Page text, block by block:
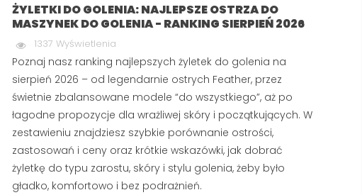
SANDALWOOD
(SANDAŁOWIEC), DRZEWO
SANDAŁOWE CZYLI ZAPACH,
KTÓRY UWODZI
159387 wyświetlenia
Sandalwood to nazwa drzewa
sandałowego (sandałowca), z
którego produkuje się olejek
stanowiący podstawę wielu
męskich...
Czytaj dalej
GOLENIE MASZYNKĄ
ŻYLETKI –
137862 wyświetlenia
Golenie maszynką na
sprawdzony sposób na
usunięcie zarostu,
kosztów codziennej...
Czytaj dalej
ŻYLETKI DO GOLENIA: NAJLEPSZE OSTRZA DO
MASZYNEK DO GOLENIA - RANKING SIERPIEŃ 2026
1337 Wyświetlenia
Poznaj nasz ranking najlepszych żyletek do golenia na
sierpień 2026 – od legendarnie ostrych Feather, przez
świetnie zbalansowane modele “do wszystkiego”, aż po
łagodne propozycje dla wrażliwej skóry i początkujących. W
zestawieniu znajdziesz szybkie porównanie ostrości,
zastosowań i ceny oraz krótkie wskazówki, jak dobrać
żyletkę do typu zarostu, skóry i stylu golenia, żeby było
gładko, komfortowo i bez podrażnień.